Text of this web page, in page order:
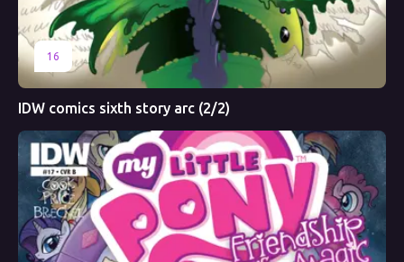
16
IDW comics sixth story arc (2/2)